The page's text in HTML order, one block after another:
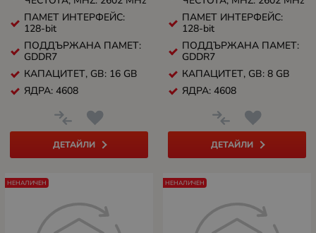
ПАМЕТ ИНТЕРФЕЙС:
128-bit
ПОДДЪРЖАНА ПАМЕТ:
GDDR7
КАПАЦИТЕТ, GB: 16 GB
ЯДРА: 4608
ДЕТАЙЛИ
ПАМЕТ ИНТЕРФЕЙС:
128-bit
ПОДДЪРЖАНА ПАМЕТ:
GDDR7
КАПАЦИТЕТ, GB: 8 GB
ЯДРА: 4608
ДЕТАЙЛИ
НЕНАЛИЧЕН НЕНАЛИЧЕН